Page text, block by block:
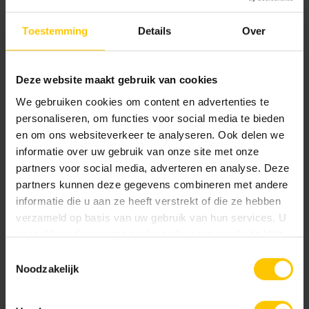
Toestemming Details Over
Deze website maakt gebruik van cookies
We gebruiken cookies om content en advertenties te
personaliseren, om functies voor social media te bieden
en om ons websiteverkeer te analyseren. Ook delen we
informatie over uw gebruik van onze site met onze
partners voor social media, adverteren en analyse. Deze
partners kunnen deze gegevens combineren met andere
informatie die u aan ze heeft verstrekt of die ze hebben
verzameld op basis van uw gebruik van hun services. U
gaat akkoord met onze cookies als u onze website blijft
Noodzakelijk
Elke dag werken de Steenmeesters aan deze missie.
Zonder dat je het doorhebt werken we aan alle
gebruiksgebieden van de buitenruimte. MBI denkt graag
Steenmeesters staan voor elk punt van de projectfase klaar
om te adviseren.
Gevelsystemen en binnenmuren
MBI produceertgevelstenen voor zowel binnen- als
buitentoepassingen, voor zowel zichtbaar als niet-
zichtbaar metselwerk. Deze gevelstenen zijn verkrijgbaar
in vele kleuren, formaten, texturen en profileringen. Naast
het uitgebreide assortiment biedt MBI architecten en
opdrachtgevers de mogelijkheid om een eigen gevelsteen
te ontwerpen.